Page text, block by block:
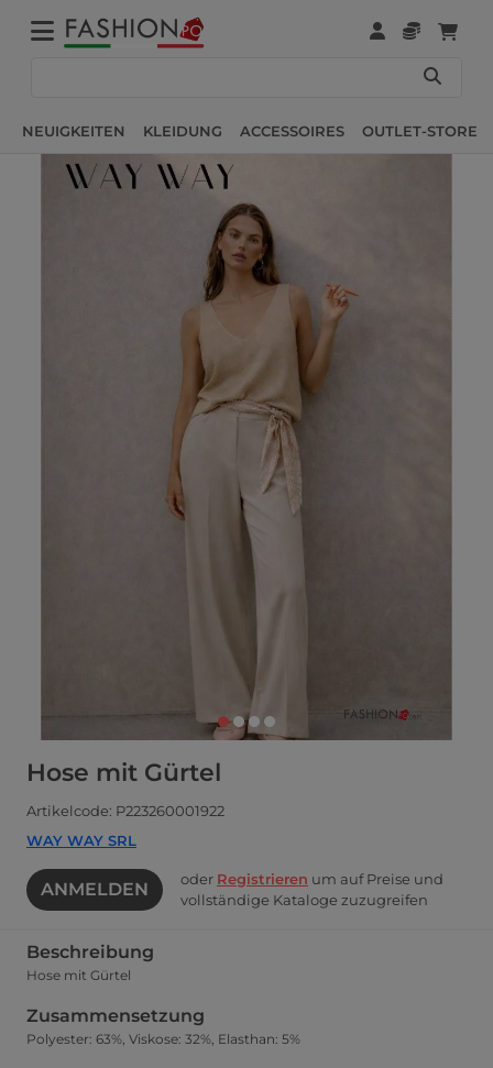
NEUIGKEITEN KLEIDUNG ACCESSOIRES OUTLET-STORE
Hose mit Gürtel
Artikelcode: P223260001922
WAY WAY SRL
ANMELDEN oder Registrieren um auf Preise und
vollständige Kataloge zuzugreifen
Beschreibung
Hose mit Gürtel
Zusammensetzung
Polyester: 63%, Viskose: 32%, Elasthan: 5%